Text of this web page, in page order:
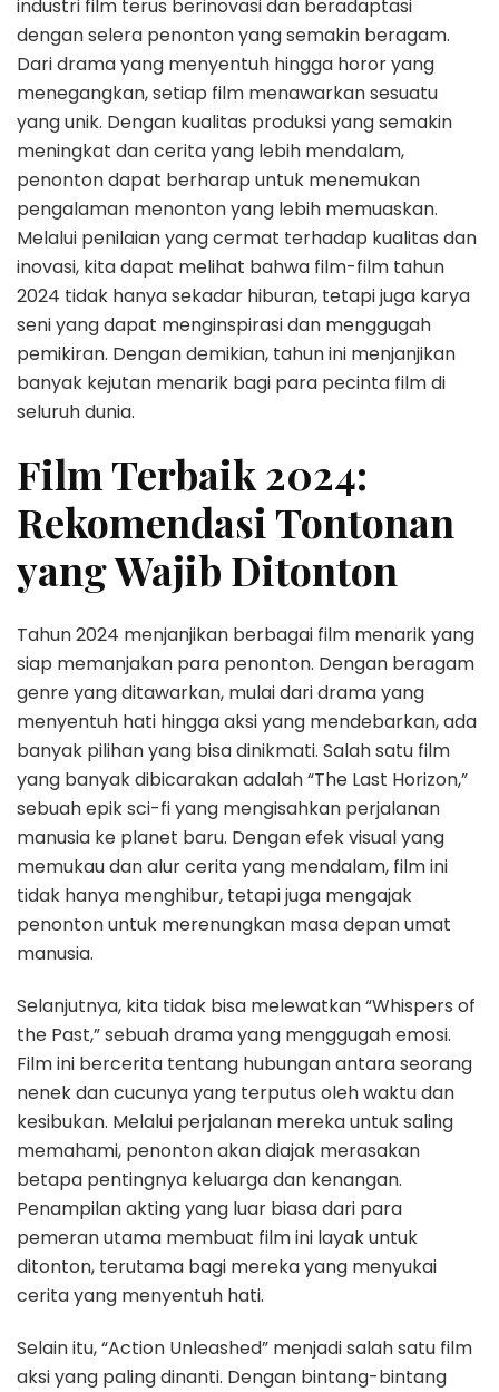
industri film terus berinovasi dan beradaptasi
dengan selera penonton yang semakin beragam.
Dari drama yang menyentuh hingga horor yang
menegangkan, setiap film menawarkan sesuatu
yang unik. Dengan kualitas produksi yang semakin
meningkat dan cerita yang lebih mendalam,
penonton dapat berharap untuk menemukan
pengalaman menonton yang lebih memuaskan.
Melalui penilaian yang cermat terhadap kualitas dan
inovasi, kita dapat melihat bahwa film-film tahun
2024 tidak hanya sekadar hiburan, tetapi juga karya
seni yang dapat menginspirasi dan menggugah
pemikiran. Dengan demikian, tahun ini menjanjikan
banyak kejutan menarik bagi para pecinta film di
seluruh dunia.
Film Terbaik 2024:
Rekomendasi Tontonan
yang Wajib Ditonton
Tahun 2024 menjanjikan berbagai film menarik yang
siap memanjakan para penonton. Dengan beragam
genre yang ditawarkan, mulai dari drama yang
menyentuh hati hingga aksi yang mendebarkan, ada
banyak pilihan yang bisa dinikmati. Salah satu film
yang banyak dibicarakan adalah “The Last Horizon,”
sebuah epik sci-fi yang mengisahkan perjalanan
manusia ke planet baru. Dengan efek visual yang
memukau dan alur cerita yang mendalam, film ini
tidak hanya menghibur, tetapi juga mengajak
penonton untuk merenungkan masa depan umat
manusia.
Selanjutnya, kita tidak bisa melewatkan “Whispers of
the Past,” sebuah drama yang menggugah emosi.
Film ini bercerita tentang hubungan antara seorang
nenek dan cucunya yang terputus oleh waktu dan
kesibukan. Melalui perjalanan mereka untuk saling
memahami, penonton akan diajak merasakan
betapa pentingnya keluarga dan kenangan.
Penampilan akting yang luar biasa dari para
pemeran utama membuat film ini layak untuk
ditonton, terutama bagi mereka yang menyukai
cerita yang menyentuh hati.
Selain itu, “Action Unleashed” menjadi salah satu film
aksi yang paling dinanti. Dengan bintang-bintang